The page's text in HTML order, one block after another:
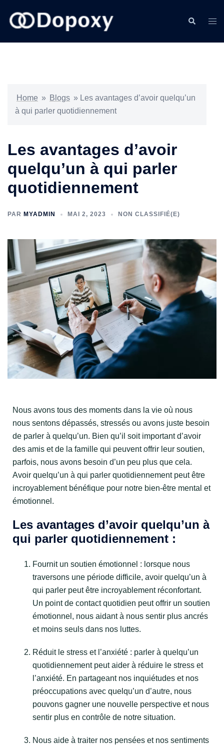
Home » Blogs » Les avantages d’avoir quelqu’un
à qui parler quotidiennement
Les avantages d’avoir
quelqu’un à qui parler
quotidiennement
PAR MYADMIN MAI 2, 2023 NON CLASSIFIÉ(E)
Nous avons tous des moments dans la vie où nous
nous sentons dépassés, stressés ou avons juste besoin
de parler à quelqu’un. Bien qu’il soit important d’avoir
des amis et de la famille qui peuvent offrir leur soutien,
parfois, nous avons besoin d’un peu plus que cela.
Avoir quelqu’un à qui parler quotidiennement peut être
incroyablement bénéfique pour notre bien-être mental et
émotionnel.
Les avantages d’avoir quelqu’un à
qui parler quotidiennement :
Fournit un soutien émotionnel : lorsque nous
traversons une période difficile, avoir quelqu’un à
qui parler peut être incroyablement réconfortant.
Un point de contact quotidien peut offrir un soutien
émotionnel, nous aidant à nous sentir plus ancrés
et moins seuls dans nos luttes.
Réduit le stress et l’anxiété : parler à quelqu’un
quotidiennement peut aider à réduire le stress et
l’anxiété. En partageant nos inquiétudes et nos
préoccupations avec quelqu’un d’autre, nous
pouvons gagner une nouvelle perspective et nous
sentir plus en contrôle de notre situation.
Nous aide à traiter nos pensées et nos sentiments